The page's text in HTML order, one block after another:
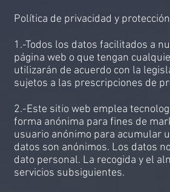
Política de privacidad y
1.-Todos los datos facilitados a
página web o que tengan
utilizarán de acuerdo con la
sujetos a las prescripciones de
2.-Este sitio web emplea
forma anónima para fines de
usuario anónimo para acumular
datos son anónimos. Los datos
dato personal. La recogida y el
servicios subsiguientes.